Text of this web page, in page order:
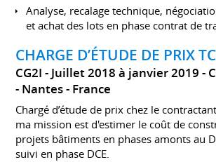
Analyse, recalage technique,
et achat des lots en phase contrat de
CHARGE D’ÉTUDE DE PRIX
CG2I Juillet 2018 à janvier 2019
Nantes
France
Chargé d’étude de prix chez le
ma mission est d'estimer le coût de
projets bâtiments en phases amonts au
suivi en phase DCE.